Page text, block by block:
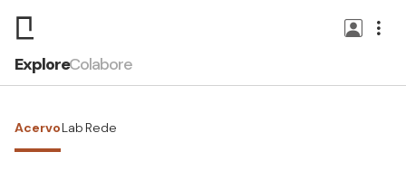
ExploreColabore
AcervoLab Rede